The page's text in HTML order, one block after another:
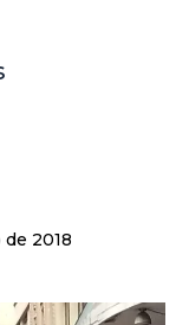
2018